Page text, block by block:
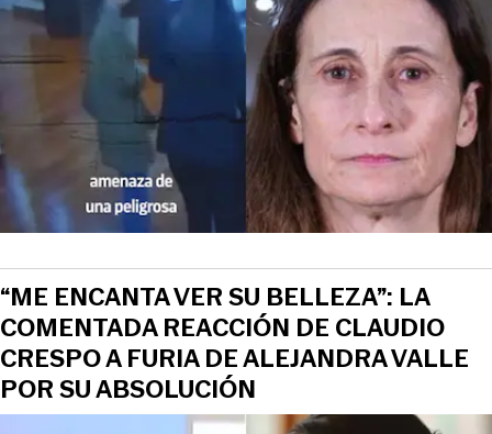
“ME ENCANTA VER SU BELLEZA”: LA
COMENTADA REACCIÓN DE CLAUDIO
CRESPO A FURIA DE ALEJANDRA VALLE
POR SU ABSOLUCIÓN